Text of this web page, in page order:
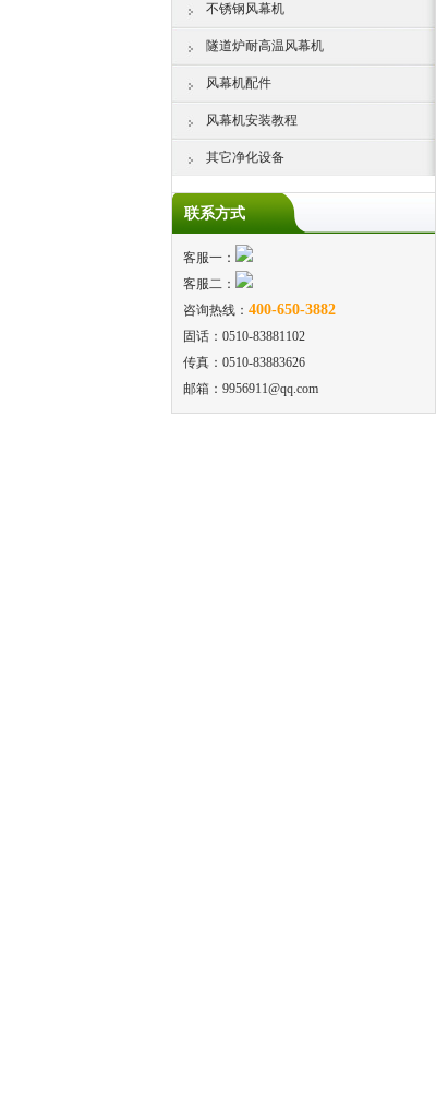
不锈钢风幕机
隧道炉耐高温风幕机
风幕机配件
风幕机安装教程
其它净化设备
联系方式
客服一：
客服二：
咨询热线： 400-650-3882
固话：0510-83881102
传真：0510-83883626
邮箱：9956911@qq.com